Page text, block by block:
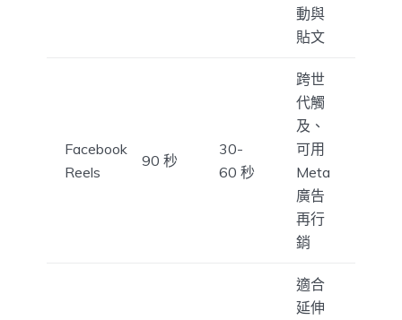
動與
貼文
Facebook
Reels
90 秒
30-
60 秒
跨世
代觸
及、
可用
Meta
廣告
再行
銷
適合
延伸